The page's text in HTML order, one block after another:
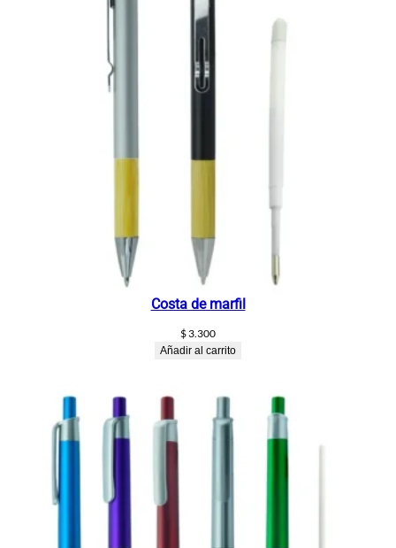
Costa de marfil
$3.300
Añadir al carrito